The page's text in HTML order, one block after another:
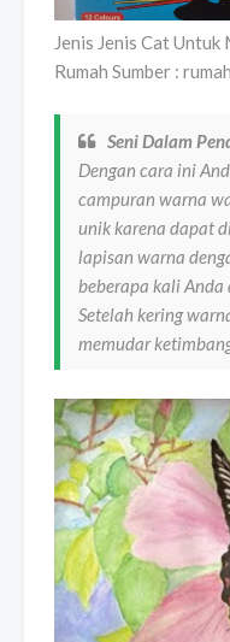
Jenis Jenis Cat
Rumah Sumber :
Seni Dalam
Dengan cara ini
campuran warna
unik karena dapat
lapisan warna
beberapa kali
Setelah kering
memudar